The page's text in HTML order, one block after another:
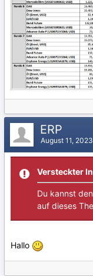
ERP
August 11, 2023
Versteckter
Du kannst
auf dieses
Hallo